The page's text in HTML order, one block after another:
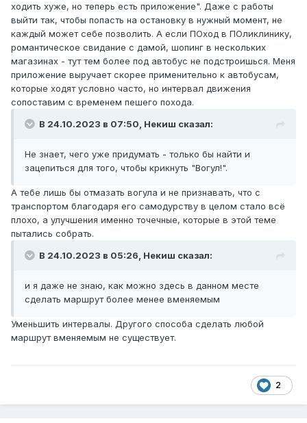
ходить хуже, но теперь есть приложение". Даже с работы
выйти так, чтобы попасть на остановку в нужный момент, не
каждый может себе позволить. А если ПОход в ПОликлинику,
романтическое свидание с дамой, шопинг в нескольких
магазинах - тут тем более под автобус не подстроишься. Меня
приложение выручает скорее применительно к автобусам,
которые ходят условно часто, но интервал движения
сопоставим с временем пешего похода.
В 24.10.2023 в 07:50, Некиш сказал:
Не знает, чего уже придумать - только бы найти и
зацепиться для того, чтобы крикнуть "Вогул!".
А тебе лишь бы отмазать вогула и не признавать, что с
транспортом благодаря его самодурству в целом стало всё
плохо, а улучшения именно точечные, которые в этой теме
пытались собрать.
В 24.10.2023 в 05:26, Некиш сказал:
и я даже не знаю, как можно здесь в данном месте
сделать маршрут более менее вменяемым
Уменьшить интервалы. Другого способа сделать любой
маршрут вменяемым не существует.
2